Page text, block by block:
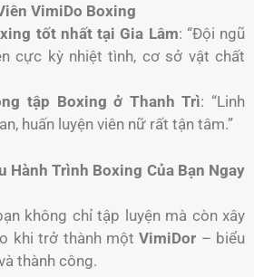
VimiDo Boxing
tốt nhất tại Gia Lâm: “Đội ngũ
cực kỳ nhiệt tình, cơ sở vật chất
tập Boxing ở Thanh Trì: “Linh
huấn luyện viên nữ rất tận tâm.”
Hành Trình Boxing Của Bạn Ngay
không chỉ tập luyện mà còn xây
khi trở thành mộtVimiDor – biểu
thành công.